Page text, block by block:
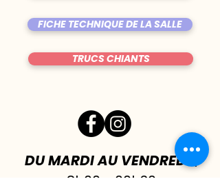
FICHE TECHNIQUE DE LA SALLE
TRUCS CHIANTS
DU MARDI AU VENDREDI |
8h00 - 00h30